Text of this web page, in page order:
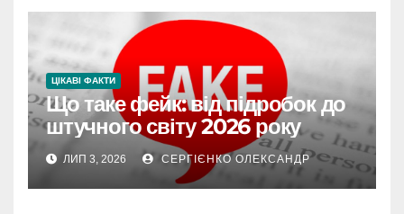
ЦІКАВІ ФАКТИ
Що таке фейк: від підробок до
штучного світу 2026 року
ЛИП 3, 2026 СЕРГІЄНКО ОЛЕКСАНДР